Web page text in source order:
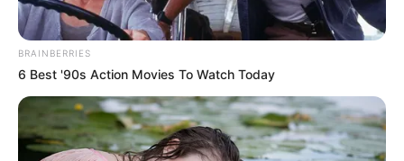
BRAINBERRIES
6 Best '90s Action Movies To Watch Today